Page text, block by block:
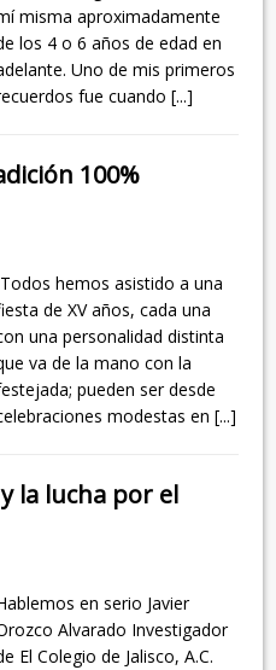
misma aproximadamente
los 4 o 6 años de edad en
Uno de mis primeros
fue cuando[...]
100%
Todos hemos asistido a una
de XV años, cada una
una personalidad distinta
va de la mano con la
pueden ser desde
modestas en[...]
la lucha por el
en serio Javier
Alvarado Investigador
El Colegio de Jalisco, A.C.